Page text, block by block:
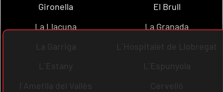
Gironella
El Brull
La Llacuna
La Granada
La Garriga
L´Hospitalet de Llobregat
L´Estany
L´Espunyola
l´Ametlla del Vallès
Cervelló